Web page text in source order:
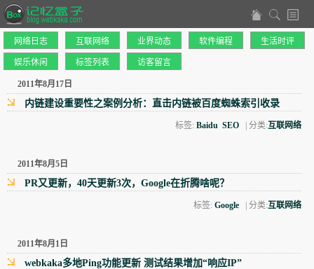
网络日志 互联网络 业界动态 软件编程 生活时评
娱乐休闲 标签列表 访客留言
2011年8月17日
内链建设重要性之案例分析：直击内链被百度蜘蛛索引收录
标签:Baidu SEO | 分类:互联网络
2011年8月5日
PR又更新，40天更新3次，Google在折腾啥呢？
标签:Google | 分类:互联网络
2011年8月1日
webkaka多地Ping功能更新 测试结果增加“响应IP”